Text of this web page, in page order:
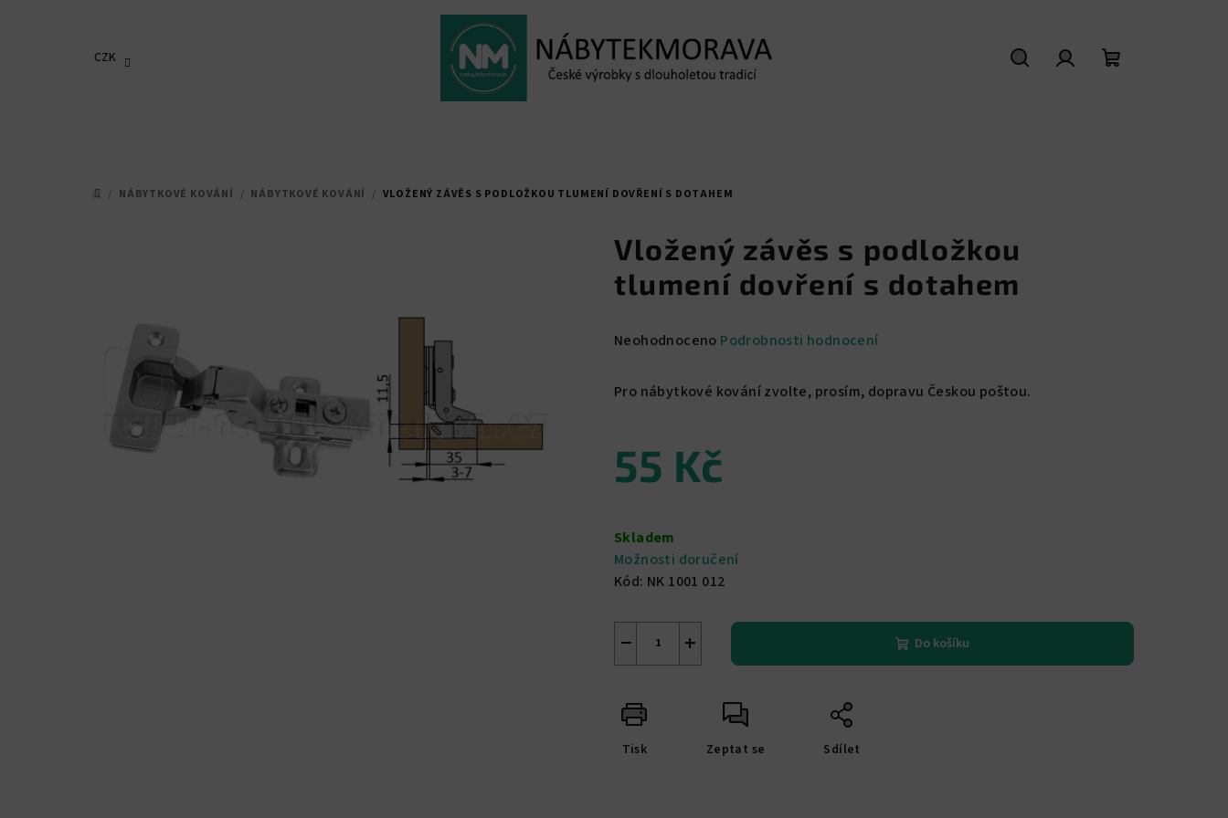
CZK
DOMŮ
/ NÁBYTKOVÉ KOVÁNÍ / NÁBYTKOVÉ KOVÁNÍ / VLOŽENÝ ZÁVĚS S PODLOŽKOU TLUMENÍ DOVŘENÍ S DOTAHEM
Vložený závěs s podložkou
tlumení dovření s dotahem
Průměrné
produktu
z
5
Neohodnoceno Podrobnosti hodnocení
Pro nábytkové kování zvolte, prosím, dopravu Českou poštou.
55 Kč
cena:
Skladem
Možnosti doručení
Kód: NK 1001 012
+
− Do košíku
Tisk Zeptat se Sdílet